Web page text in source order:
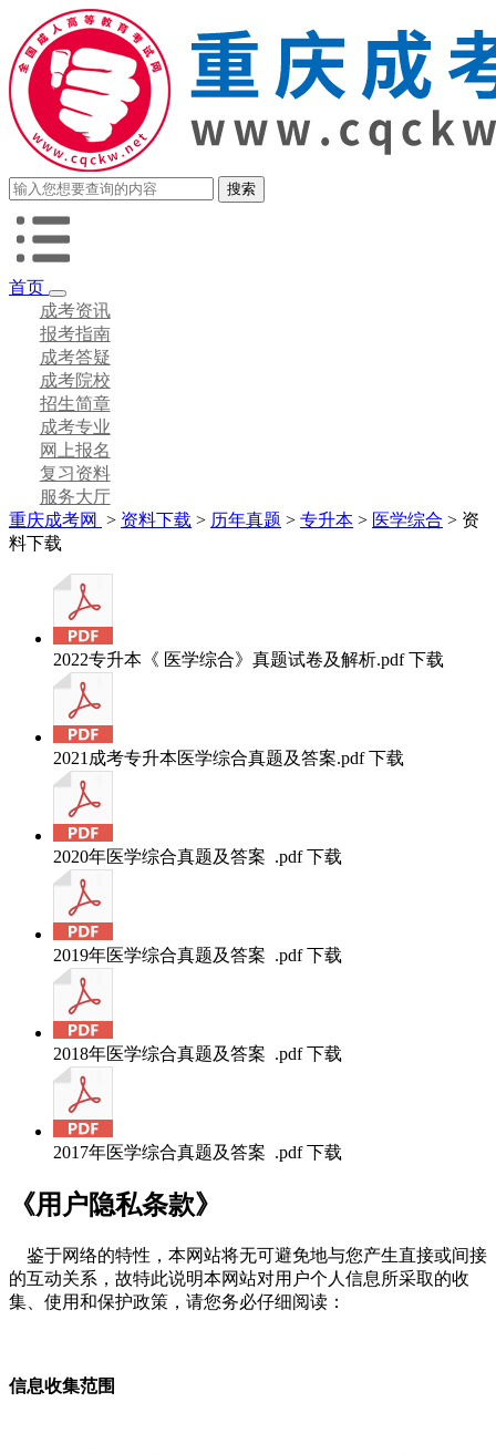
首页
成考资讯
报考指南
成考答疑
成考院校
招生简章
成考专业
网上报名
复习资料
服务大厅
重庆成考网
> 资料下载 > 历年真题 > 专升本 > 医学综合 > 资
料下载
2022专升本《 医学综合》真题试卷及解析.pdf 下载
2021成考专升本医学综合真题及答案.pdf 下载
2020年医学综合真题及答案 .pdf 下载
2019年医学综合真题及答案 .pdf 下载
2018年医学综合真题及答案 .pdf 下载
2017年医学综合真题及答案 .pdf 下载
《用户隐私条款》
鉴于网络的特性，本网站将无可避免地与您产生直接或间接
的互动关系，故特此说明本网站对用户个人信息所采取的收
集、使用和保护政策，请您务必仔细阅读：
信息收集范围